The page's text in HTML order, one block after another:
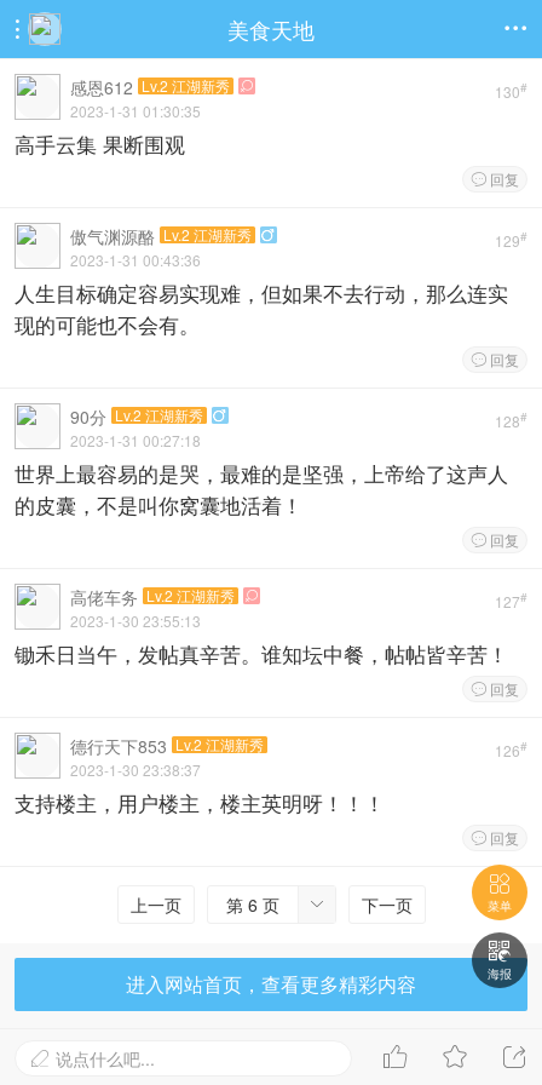
 美食天地 
130#
感恩612 Lv.2 江湖新秀 
2023-1-31 01:30:35
高手云集 果断围观
 回复
129#
傲气渊源酪 Lv.2 江湖新秀 
2023-1-31 00:43:36
人生目标确定容易实现难，但如果不去行动，那么连实
现的可能也不会有。
 回复
128#
90分 Lv.2 江湖新秀 
2023-1-31 00:27:18
世界上最容易的是哭，最难的是坚强，上帝给了这声人
的皮囊，不是叫你窝囊地活着！
 回复
127#
高佬车务 Lv.2 江湖新秀 
2023-1-30 23:55:13
锄禾日当午，发帖真辛苦。谁知坛中餐，帖帖皆辛苦！
 回复
126#
德行天下853 Lv.2 江湖新秀
2023-1-30 23:38:37
支持楼主，用户楼主，楼主英明呀！！！
 回复
上一页 
第 6 页 下一页
进入网站首页，查看更多精彩内容

菜单

海报



 说点什么吧...